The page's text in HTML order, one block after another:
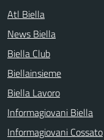
Atl Biella
News Biella
Biella Club
Biellainsieme
Biella Lavoro
Informagiovani Biella
Informagiovani Cossato